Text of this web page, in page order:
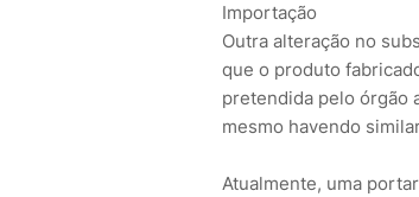
Importação
Outra alteração no
que o produto
pretendida pelo órgão
mesmo havendo
Atualmente, uma